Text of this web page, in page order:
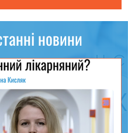
новини